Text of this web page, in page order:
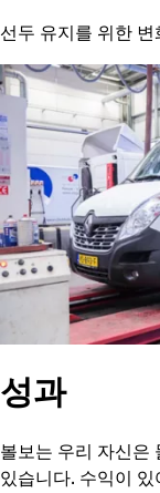
선두 유지를 위한 변
성과
볼보는 우리 자신은
있습니다. 수익이